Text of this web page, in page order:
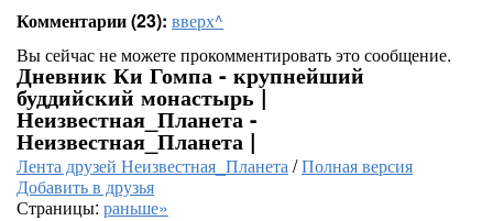
Комментарии (23): вверх^
Вы сейчас не можете прокомментировать это сообщение.
Дневник Ки Гомпа - крупнейший
буддийский монастырь |
Неизвестная_Планета -
Неизвестная_Планета |
Лента друзей Неизвестная_Планета/Полная версия
Добавить в друзья
Страницы: раньше»